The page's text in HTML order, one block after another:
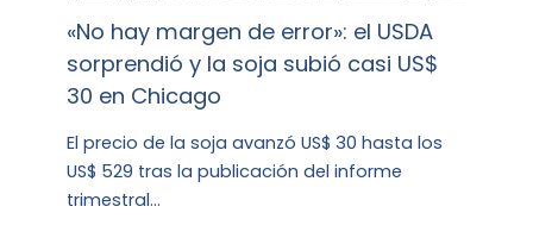
«No hay margen de error»: el USDA
sorprendió y la soja subió casi US$
30 en Chicago
El precio de la soja avanzó US$ 30 hasta los
US$ 529 tras la publicación del informe
trimestral…